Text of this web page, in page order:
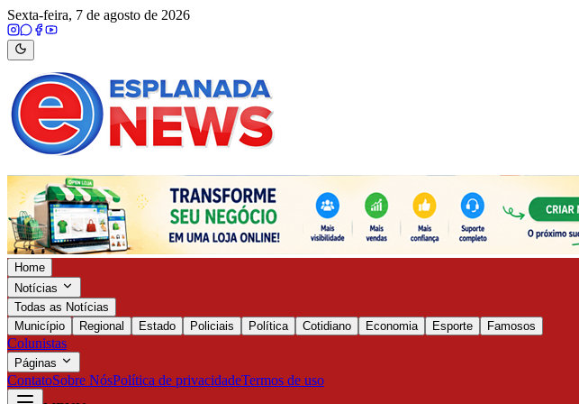
Sexta-feira, 7 de agosto de 2026
Home
Notícias
Todas as Notícias
Município
Regional Estado Policiais Política Cotidiano Economia Esporte Famosos
Colunistas
Páginas
ContatoSobre NósPolítica de privacidadeTermos de uso